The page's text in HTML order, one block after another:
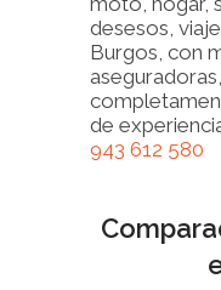
desesos,
Burgos, con
de
943 612 580